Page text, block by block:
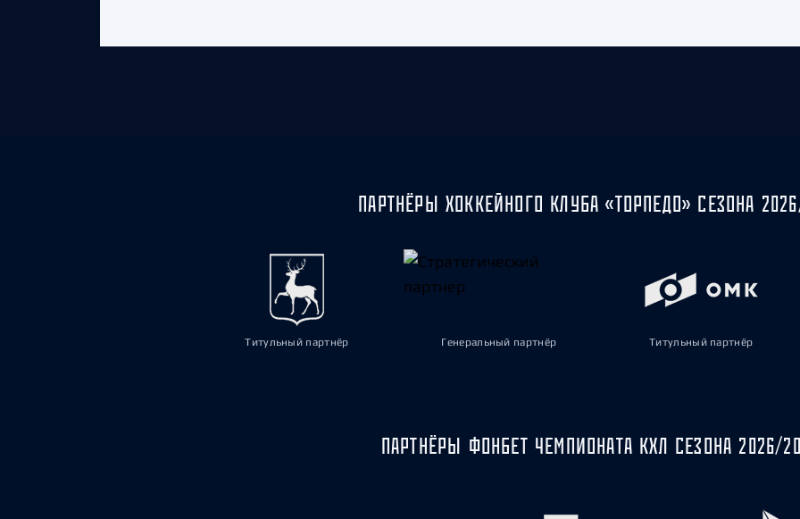
ПАРТНЁРЫ ХОККЕЙНОГО КЛУБА «ТОРПЕДО» СЕЗОНА
Титульный партнёр Генеральный партнёр Титульный партнёр
ПАРТНЁРЫ ФОНБЕТ ЧЕМПИОНАТА КХЛ СЕЗОНА 2026/